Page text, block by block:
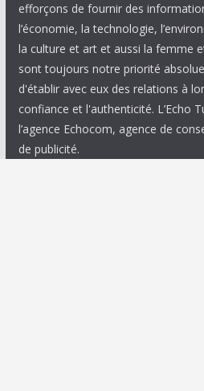
efforçons de fournir des
l’économie, la technologie,
la culture et art et aussi la femme
sont toujours notre priorité
d'établir avec eux des relations à
confiance et l'authenticité. L’Echo
l’agence Echocom, agence de
de publicité.